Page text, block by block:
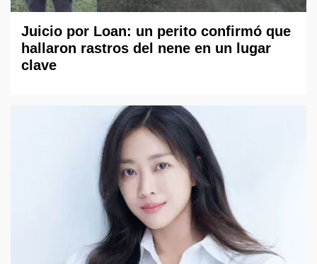
Juicio por Loan: un perito confirmó que
hallaron rastros del nene en un lugar
clave